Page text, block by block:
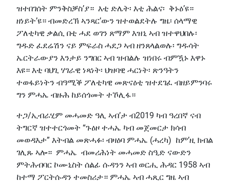
ዝተበገሰት ምንቅስቓስ’ያ። እቲ ድሌት፡ እቲ ሕልና፡ ቅኑዕ’ዩ።
ዘነይት’ዩ። ብመድረኽ ኣንጻር’ውን ዝተወልደትሉ ግዜ፡ ሰላማዊ
ፖለቲካዊ ቃልሲ በቲ ሓደ ወገን ጸማም እዝኒ ኣብ ዝተዋህበሉ፡
ግዱድ ፈደሬሽን ናይ ምፍራስ ሓደጋ ኣብ ዘንጸላልወሉ፡ ግዱሳት
ኤርትራውያን እንታይ ንግበር ኣብ ዝብልሉ ዝነበሩ ብምዃኑ እዋኑ
እዩ። እቲ ባህጊ ሃገራዊ ነጻነት፡ ህዝባዊ ሓርነት፡ ጽንዓትን
ተወፋይነትን ብዓሚቕ ፖለቲካዊ መጽናዕቲ ዝተደገፈ ብዘይምንባሩ
ግን ምሓኤ ብዙሕ ከይሰጎመት ተኾሊፋ።
ተጋ/ኢብራሂም መሓመድ ዓሊ ኣብ’ታ ብ2019 ካብ ዓረበኛ ናብ
ትግርኛ ዝተተርጎመት “ጉዕዞ ተሓኤ ካብ መጀመርታ ክሳብ
መወዳእታ” እትብል መጽሓፉ፡ ብዛዕባ ምሓኤ (ሓረካ) ከም’ዚ ክብል
ገሊጹ ኣሎ። ምሓኤ ብመሪሕነት መሓመድ ስዒድ ናውድን
ምትሕብባር ኮሙኒስት ሰልፊ ሱዳንን ኣብ ወርሒ ሕዳር 1958 ኣብ
ከተማ ፖርትሱዳን ተመስሪታ። ምሓኤ ኣብ ሓጺር ግዜ ኣብ